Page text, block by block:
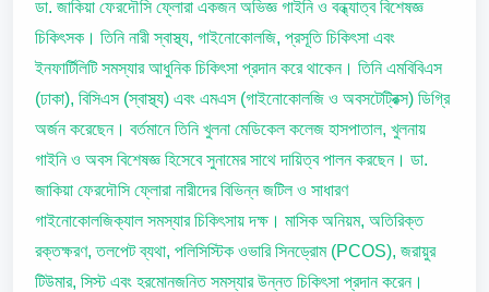
ডা. জাকিয়া ফেরদৌসি ফ্লোরা একজন অভিজ্ঞ গাইনি ও বন্ধ্যাত্ব বিশেষজ্ঞ
চিকিৎসক। তিনি নারী স্বাস্থ্য, গাইনোকোলজি, প্রসূতি চিকিৎসা এবং
ইনফার্টিলিটি সমস্যার আধুনিক চিকিৎসা প্রদান করে থাকেন। তিনি এমবিবিএস
(ঢাকা), বিসিএস (স্বাস্থ্য) এবং এমএস (গাইনোকোলজি ও অবসটেট্রিক্স) ডিগ্রি
অর্জন করেছেন। বর্তমানে তিনি খুলনা মেডিকেল কলেজ হাসপাতাল, খুলনায়
গাইনি ও অবস বিশেষজ্ঞ হিসেবে সুনামের সাথে দায়িত্ব পালন করছেন। ডা.
জাকিয়া ফেরদৌসি ফ্লোরা নারীদের বিভিন্ন জটিল ও সাধারণ
গাইনোকোলজিক্যাল সমস্যার চিকিৎসায় দক্ষ। মাসিক অনিয়ম, অতিরিক্ত
রক্তক্ষরণ, তলপেট ব্যথা, পলিসিস্টিক ওভারি সিনড্রোম (PCOS), জরায়ুর
টিউমার, সিস্ট এবং হরমোনজনিত সমস্যার উন্নত চিকিৎসা প্রদান করেন।